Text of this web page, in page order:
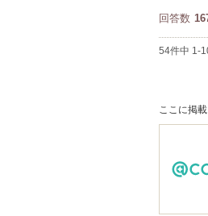
回答数
54件中 1-
ここに掲